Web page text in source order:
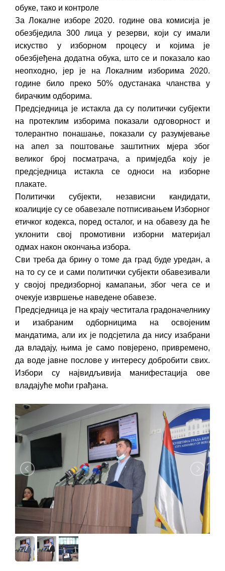
обуке, тако и контроле
За Локалне изборе 2020. године ова комисија је
обезбједила 300 лица у резерви, који су имали
искуство у изборном процесу и којима је
обезбјеђена додатна обука, што се и показало као
неопходно, јер је на Локалним изборима 2020.
године било преко 50% одустанака чланства у
бирачким одборима.
Предсједница је истакла да су политички субјекти
на протеклим изборима показали одговорност и
толерантно понашање, показали су разумјевање
на апел за поштовање заштитних мјера због
великог број посматрача, а примједба коју је
предсједница истакла се односи на изборне
плакате.
Политички субјекти, независни кандидати,
коалиције су се обавезале потписивањем Изборног
етичког кодекса, поред осталог, и на обавезу да ће
уклонити свој промотивни изборни материјал
одмах након окончања избора.
Сви треба да брину о томе да град буде уредан, а
на то су се и сами политички субјекти обавезивали
у својој предизборној камапањи, због чега се и
очекује извршење наведене обавезе.
Предсједница је на крају честитала градоначелнику
и изабраним одборницима на освојеним
мандатима, али их је подсјетила да нису изабрани
да владају, њима је само повјерено, привремено,
да воде јавне послове у интересу добробити свих.
Избори су највидљивија манифестација ове
владајуће моћи грађана.